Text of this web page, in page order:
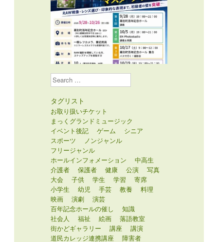
Search
タグリスト
お取り扱いチケット
まっくグランドミュージック
イベント後記
ゲーム
シニア
スポーツ
ノンジャンル
フリージャンル
ホールインフォメーション
中高生
介護者
保護者 健康 公演
写真
大会
子供 学生 学習
寄席
小学生
幼児 手芸 教養
料理
映画
演劇
演芸
百年記念ホールの催し
知識
社会人
福祉 絵画
落語教室
街かどギャラリー
講座
講演
道民カレッジ連携講座
障害者